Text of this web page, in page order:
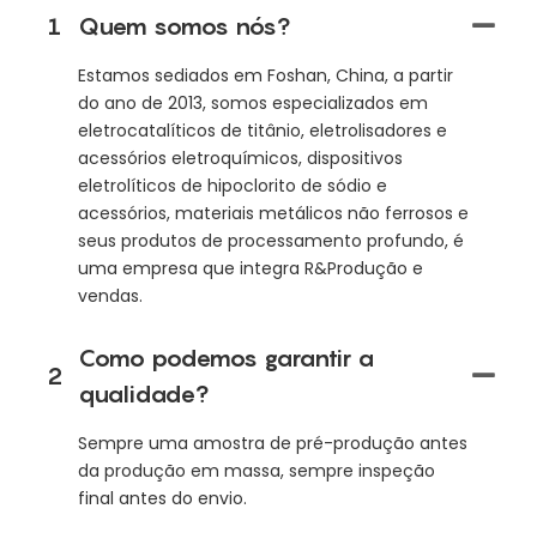
1 Quem somos nós?
Estamos sediados em Foshan, China, a partir
do ano de 2013, somos especializados em
eletrocatalíticos de titânio, eletrolisadores e
acessórios eletroquímicos, dispositivos
eletrolíticos de hipoclorito de sódio e
acessórios, materiais metálicos não ferrosos e
seus produtos de processamento profundo, é
uma empresa que integra R&Produção e
vendas.
2
Como podemos garantir a
qualidade?
Sempre uma amostra de pré-produção antes
da produção em massa, sempre inspeção
final antes do envio.